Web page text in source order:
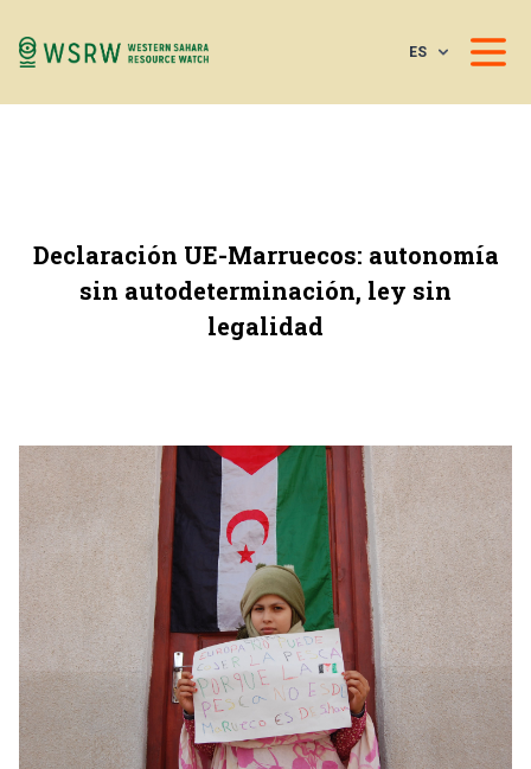
ES
Declaración UE-Marruecos: autonomía
sin autodeterminación, ley sin
legalidad